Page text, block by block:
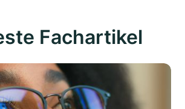
Fachartikel